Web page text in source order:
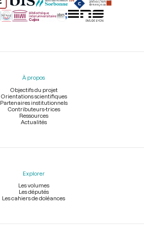
À propos
Objectifs du projet
Orientations scientifiques
Partenaires institutionnels
Contributeurs-trices
Ressources
Actualités
Explorer
Les volumes
Les députés
Les cahiers de doléances